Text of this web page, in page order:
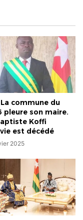
commune du
pleure son maire.
Koffi
est décédé
2025